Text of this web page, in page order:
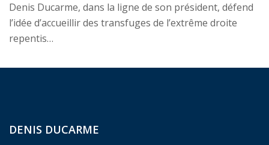
Denis Ducarme, dans la ligne de son président, défend
l’idée d’accueillir des transfuges de l’extrême droite
repentis…
DENIS DUCARME